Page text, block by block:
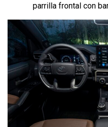
parrilla frontal con